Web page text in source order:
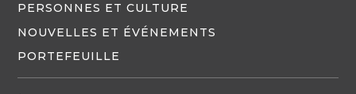
PERSONNES ET CULTURE
NOUVELLES ET ÉVÉNEMENTS
PORTEFEUILLE